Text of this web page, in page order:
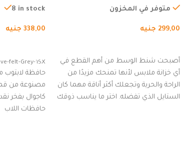
المشي لمسافات طويلة، وركوب
متوفر في المخزون
299,00 جنيه
أصبحت شنط الوسط من أهم القطع في
أي خزانة ملابس لأنها تمنحك مزيدًا من
الراحة والحرية وتجعلك أكثر أناقة مهما كان
الستايل الذي تفضله. اختر ما يناسب ذوقك
من الجوخ
8 in stock
338,00 جنيه
felt-Grey-15X
حافظة لابتوب
مصنوعة من
كاجوال بفخر
حافظات اللاب